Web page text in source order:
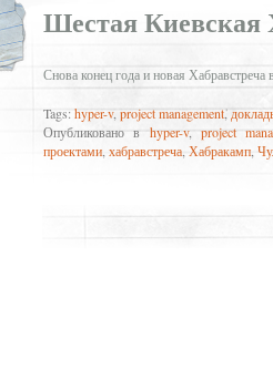
Шестая Киевская
Снова конец года и новая
Tags:hyper-v, project management,
Опубликовано в hyper-v, project
проектами хабравстреча Хабракамп